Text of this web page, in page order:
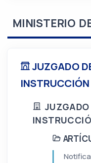
MINISTERIO
JUZGADO
INSTRUCCIÓN